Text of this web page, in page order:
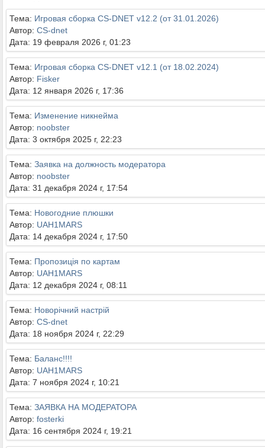
Тема: Игровая сборка CS-DNET v12.2 (от 31.01.2026)
Автор: CS-dnet
Дата: 19 февраля 2026 г, 01:23
Тема: Игровая сборка CS-DNET v12.1 (от 18.02.2024)
Автор: Fisker
Дата: 12 января 2026 г, 17:36
Тема: Изменение никнейма
Автор: noobster
Дата: 3 октября 2025 г, 22:23
Тема: Заявка на должность модератора
Автор: noobster
Дата: 31 декабря 2024 г, 17:54
Тема: Новогодние плюшки
Автор: UAH1MARS
Дата: 14 декабря 2024 г, 17:50
Тема: Пропозиція по картам
Автор: UAH1MARS
Дата: 12 декабря 2024 г, 08:11
Тема: Новорічний настрій
Автор: CS-dnet
Дата: 18 ноября 2024 г, 22:29
Тема: Баланс!!!!
Автор: UAH1MARS
Дата: 7 ноября 2024 г, 10:21
Тема: ЗАЯВКА НА МОДЕРАТОРА
Автор: fosterki
Дата: 16 сентября 2024 г, 19:21